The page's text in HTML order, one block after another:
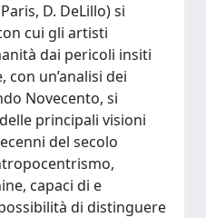
D. DeLillo) si
cui gli artisti
dai pericoli insiti
con un’analisi dei
Novecento, si
principali visioni
del secolo
capaci di e
di distinguere